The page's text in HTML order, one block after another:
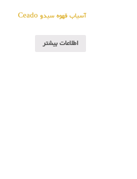
آسیاب قهوه سیدو Ceado
اطلاعات بیشتر